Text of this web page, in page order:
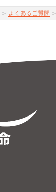
> よくあるご質問 >